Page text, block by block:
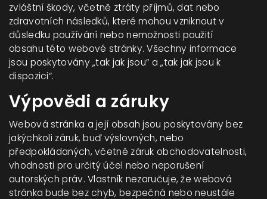
zvláštní škody, včetně ztráty příjmů, dat nebo
zdravotních následků, které mohou vzniknout v
důsledku používání nebo nemožnosti použití
obsahu této webové stránky. Všechny informace
jsou poskytovány „tak jak jsou“ a „tak jak jsou k
dispozici“.
Výpovědi a záruky
Webová stránka a její obsah jsou poskytovány bez
jakýchkoli záruk, buď výslovných, nebo
předpokládaných, včetně záruk obchodovatelnosti,
vhodnosti pro určitý účel nebo neporušení
autorských práv. Vlastník nezaručuje, že webová
stránka bude bez chyb, bezpečná nebo neustále